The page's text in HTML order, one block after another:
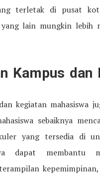
terletak di pusat
lain mungkin lebih
Kampus dan
kegiatan mahasiswa
sebaiknya
yang tersedia di
dapat membantu